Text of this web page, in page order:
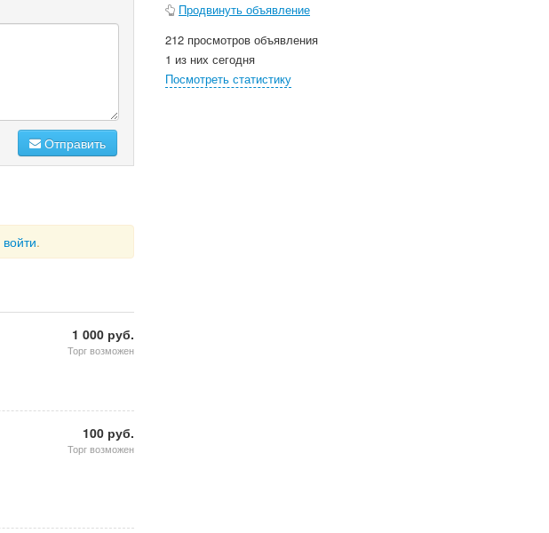
Отправить
войти.
1 000 руб.
Торг возможен
100 руб.
Торг возможен
Продвинуть объявление
212 просмотров объявления
1 из них сегодня
Посмотреть статистику